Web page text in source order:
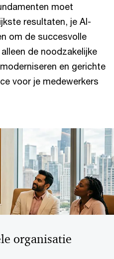
moet
resultaten, je AI-
om de succesvolle
de noodzakelijke
en gerichte
voor je medewerkers
organisatie